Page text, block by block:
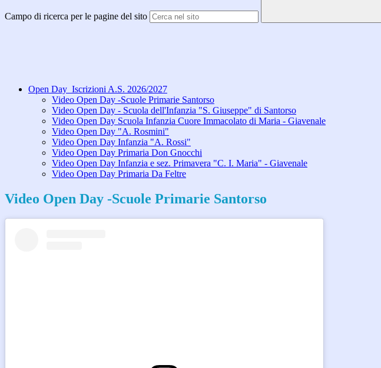
Campo di ricerca per le pagine del sito
Open Day_Iscrizioni A.S. 2026/2027
Video Open Day -Scuole Primarie Santorso
Video Open Day - Scuola dell'Infanzia "S. Giuseppe" di Santorso
Video Open Day Scuola Infanzia Cuore Immacolato di Maria - Giavenale
Video Open Day "A. Rosmini"
Video Open Day Infanzia "A. Rossi"
Video Open Day Primaria Don Gnocchi
Video Open Day Infanzia e sez. Primavera "C. I. Maria" - Giavenale
Video Open Day Primaria Da Feltre
Video Open Day -Scuole Primarie Santorso